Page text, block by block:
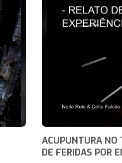
ACUPUNTURA NO
DE FERIDAS POR